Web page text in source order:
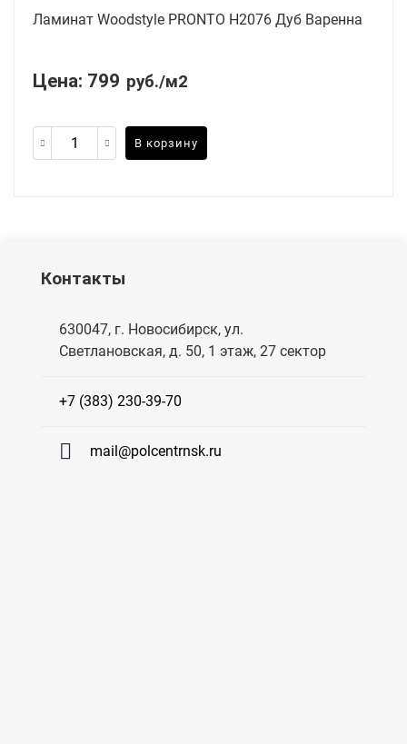
Ламинат Woodstyle PRONTO H2076 Дуб Варенна
Цена: 799 руб./м2
В корзину
Контакты
630047, г. Новосибирск, ул.
Светлановская, д. 50, 1 этаж, 27 сектор
+7 (383) 230-39-70
mail@polcentrnsk.ru